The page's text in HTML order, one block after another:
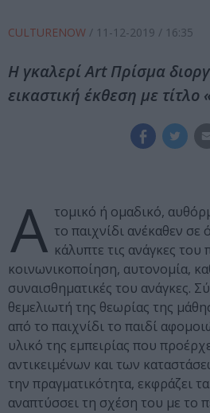
CULTURENOW / 11-12-2019 / 16:35
Η γκαλερί Art Πρίσμα
εικαστική έκθεση με τίτλο
Α τομικό ή ομαδικό,
το παιχνίδι ανέκαθεν σε
κάλυπτε τις ανάγκες του
κοινωνικοποίηση, αυτονομία,
συναισθηματικές του ανάγκες.
θεμελιωτή της θεωρίας της
από το παιχνίδι το παιδί
υλικό της εμπειρίας που
αντικειμένων και των
την πραγματικότητα, εκφράζει
αναπτύσσει τη σχέση του με το